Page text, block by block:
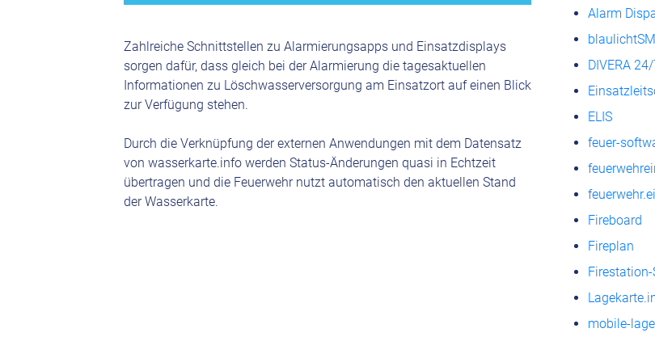
Zahlreiche Schnittstellen zu Alarmierungsapps und Einsatzdisplays
sorgen dafür, dass gleich bei der Alarmierung die tagesaktuellen
Informationen zu Löschwasserversorgung am Einsatzort auf einen Blick
zur Verfügung stehen.
Durch die Verknüpfung der externen Anwendungen mit dem Datensatz
von wasserkarte.info werden Status-Änderungen quasi in Echtzeit
übertragen und die Feuerwehr nutzt automatisch den aktuellen Stand
der Wasserkarte.
Alarm
DIVERA
ELIS
feuer-
Fireboard
Fireplan
mobile-